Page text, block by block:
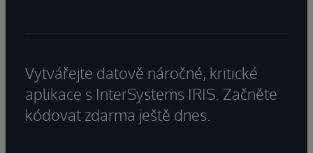
Vytvářejte datově náročné, kritické
aplikace s InterSystems IRIS. Začněte
kódovat zdarma ještě dnes.